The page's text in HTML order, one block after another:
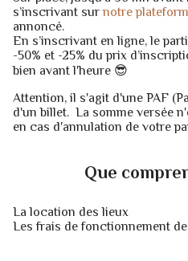
s’inscrivant surnotre
annoncé.
En s’inscrivant en ligne, le
-50% et -25% du prix
bien avant l'heure 😎
Attention, il s'agit d'une PAF
d'un billet. La somme versée
en cas d'annulation de votre
Que
La location des lieux
Les frais de fonctionnement